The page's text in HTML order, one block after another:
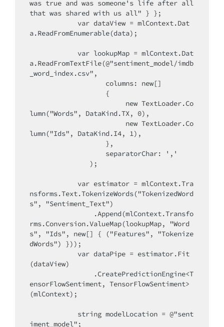
was true and was someone's life after all
that was shared with us all" } };
a.ReadFromEnumerable(data);
a.ReadFromTextFile(@"sentiment_model/imdb
_word_index.csv",
lumn("Words", DataKind.TX, 0),
lumn("Ids", DataKind.I4, 1),
nsforms.Text.TokenizeWords("TokenizedWord
s", "Sentiment_Text")
rms.Conversion.ValueMap(lookupMap, "Word
s", "Ids", new[] { ("Features", "Tokenize
dWords") }));
(dataView)
ensorFlowSentiment, TensorFlowSentiment>
(mlContext);
iment_model";